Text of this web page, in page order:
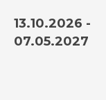
13.10.2026 -
07.05.2027